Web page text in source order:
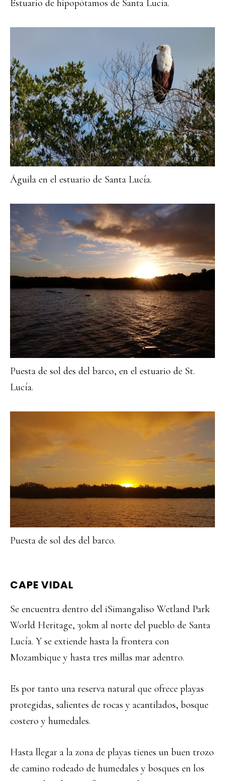
Estuario de hipopótamos de Santa Lucía.
Águila en el estuario de Santa Lucía.
Puesta de sol des del barco, en el estuario de St.
Lucía.
Puesta de sol des del barco.
CAPE VIDAL
Se encuentra dentro del iSimangaliso Wetland Park
World Heritage, 30km al norte del pueblo de Santa
Lucía. Y se extiende hasta la frontera con
Mozambique y hasta tres millas mar adentro.
Es por tanto una reserva natural que ofrece playas
protegidas, salientes de rocas y acantilados, bosque
costero y humedales.
Hasta llegar a la zona de playas tienes un buen trozo
de camino rodeado de humedales y bosques en los